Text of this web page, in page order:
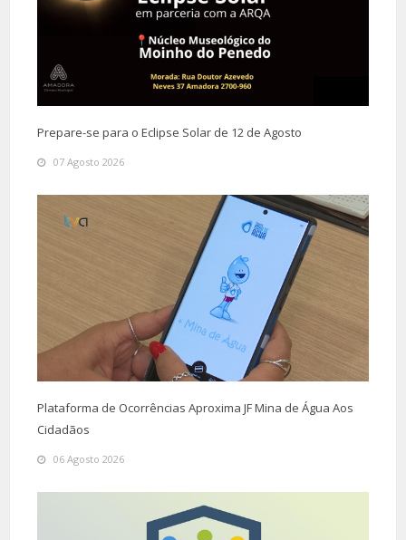
Prepare-se para o Eclipse Solar de 12 de Agosto
07 Agosto 2026
Plataforma de Ocorrências Aproxima JF Mina de Água Aos
Cidadãos
06 Agosto 2026